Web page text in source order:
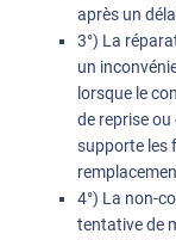
après un
3°) La
un
lorsque le
de reprise ou
supporte les
4°) La non-
tentative de